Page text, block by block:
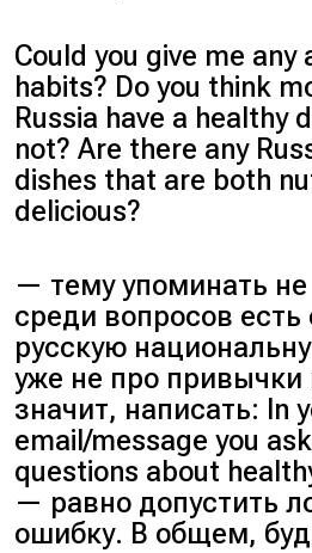
Could you give me any
habits? Do you think
Russia have a healthy
not? Are there any
dishes that are both
delicious?
— тему упоминать не
среди вопросов
русскую
уже не про привычки
значит, написать: In
email/message you
questions about
— равно допустить
ошибку. В общем,